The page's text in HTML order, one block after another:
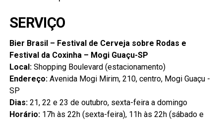
SERVIÇO
Bier Brasil – Festival de Cerveja sobre Rodas e
Festival da Coxinha – Mogi Guaçu-SP
Local:Shopping Boulevard (estacionamento)
Endereço: Avenida Mogi Mirim, 210, centro, Mogi Guaçu -
SP
Dias:21, 22 e 23 de outubro, sexta-feira a domingo
Horário:17h às 22h (sexta-feira), 11h às 22h (sábado e